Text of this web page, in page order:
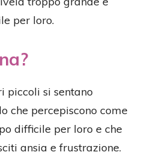
per loro.
piccoli si sentano
che percepiscono come
difficile per loro e che
ansia e frustrazione.